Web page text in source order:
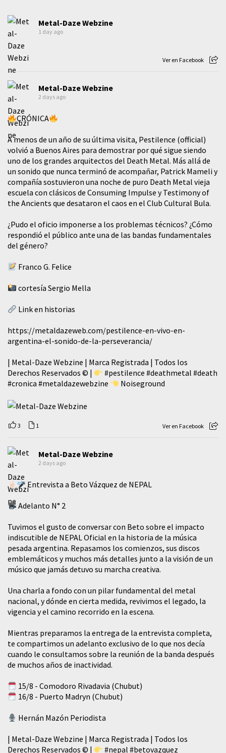
Metal-Daze Webzine
1 day ago
Ver en Facebook
Metal-Daze Webzine
2 days ago
CRÓNICA
A menos de un año de su última visita, Pestilence (official)
volvió a Buenos Aires para demostrar por qué sigue siendo
uno de los grandes arquitectos del Death Metal. Más allá de
un sonido que nunca terminó de acompañar, Patrick Mameli y
compañía sostuvieron una noche de puro Death Metal vieja
escuela con clásicos de Consuming Impulse y Testimony of
the Ancients que desataron el caos en el Club Cultural Bula.
¿Pudo el oficio imponerse a los problemas técnicos? ¿Cómo
respondió el público ante una de las bandas fundamentales
del género?
Franco G. Felice
cortesía Sergio Mella
Link en historias
https://metaldazeweb.com/pestilence-en-vivo-en-
argentina-el-sonido-de-la-perseverancia/
| Metal-Daze Webzine | Marca Registrada | Todos los
Derechos Reservados © |
#pestilence #deathmetal #death
#cronica #metaldazewebzine Noiseground
3 1 Ver en Facebook
Metal-Daze Webzine
2 days ago
Entrevista a Beto Vázquez de NEPAL
Adelanto N° 2
Tuvimos el gusto de conversar con Beto sobre el impacto
indiscutible de NEPAL Oficial en la historia de la música
pesada argentina. Repasamos los comienzos, sus discos
emblemáticos y muchos más detalles junto a la visión de un
músico que jamás detuvo su marcha creativa.
​Una charla a fondo con un pilar fundamental del metal
nacional, y dónde en cierta medida, revivimos el legado, la
vigencia y el camino recorrido en la escena.
Mientras preparamos la entrega de la entrevista completa,
te compartimos un adelanto exclusivo de lo que nos decía
cuando le consultamos sobre la reunión de la banda después
de muchos años de inactividad.
15/8 - Comodoro Rivadavia (Chubut)
16/8 - Puerto Madryn (Chubut)
Hernán Mazón Periodista
| Metal-Daze Webzine | Marca Registrada | Todos los
Derechos Reservados © |
#nepal #betovazquez